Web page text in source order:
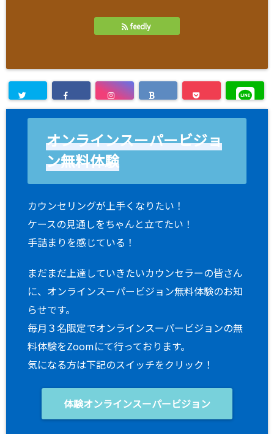
feedly
オンラインスーパービジョ
ン無料体験
カウンセリングが上手くなりたい！
ケースの見通しをちゃんと立てたい！
手詰まりを感じている！
まだまだ上達していきたいカウンセラーの皆さん
に、オンラインスーパービジョン無料体験のお知
らせです。
毎月３名限定でオンラインスーパービジョンの無
料体験をZoomにて行っております。
気になる方は下記のスイッチをクリック！
体験オンラインスーパービジョン